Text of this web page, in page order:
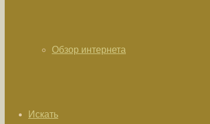
Обзор интернета
Искать